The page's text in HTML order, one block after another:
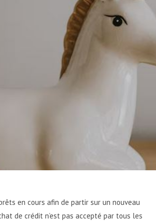
en cours afin de partir sur un nouveau
de crédit n’est pas accepté par tous les